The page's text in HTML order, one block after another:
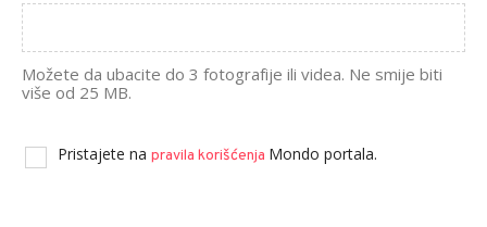
Možete da ubacite do 3 fotografije ili videa. Ne smije biti
više od 25 MB.
Pristajete na pravila korišćenja Mondo portala.